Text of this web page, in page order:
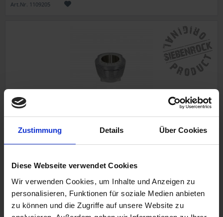
Zustimmung Details Über Cookies
Diese Webseite verwendet Cookies
Wir verwenden Cookies, um Inhalte und Anzeigen zu
personalisieren, Funktionen für soziale Medien anbieten
zu können und die Zugriffe auf unsere Website zu
Art.Nr. 1109205
Zylinder
Big Bore Kit "MAHLE"
459,00 €